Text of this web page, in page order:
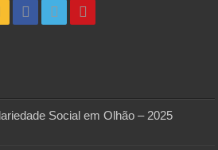
Social em Olhão – 2025